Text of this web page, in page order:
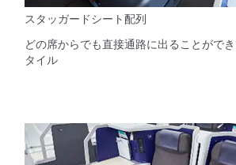
スタッガードシート配列
どの席からでも直接通路に出ることがで
タイル